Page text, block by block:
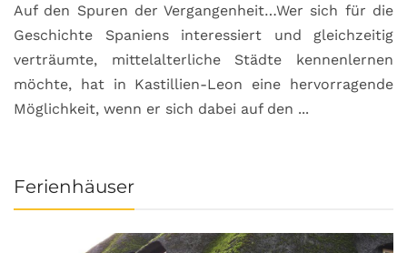
Auf den Spuren der Vergangenheit…Wer sich für die
Geschichte Spaniens interessiert und gleichzeitig
verträumte, mittelalterliche Städte kennenlernen
möchte, hat in Kastillien-Leon eine hervorragende
Möglichkeit, wenn er sich dabei auf den ...
Ferienhäuser